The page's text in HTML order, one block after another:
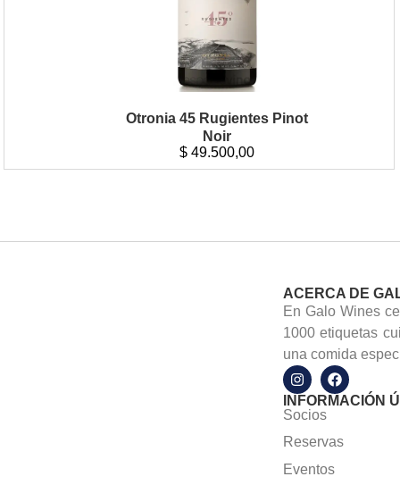
Otronia 45 Rugientes Pinot
Noir
$ 49.500,00
ACERCA DE
En Galo Wines
1000 etiquetas
una comida
INFORMACIÓN
Socios
Reservas
Eventos